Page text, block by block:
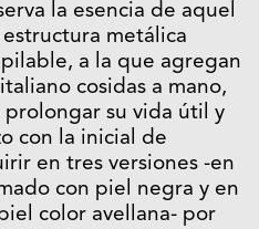
la esencia de aquel
metálica
a la que agregan
cosidas a mano,
prolongar su vida útil y
con la inicial de
en tres versiones -en
con piel negra y en
color avellana- por